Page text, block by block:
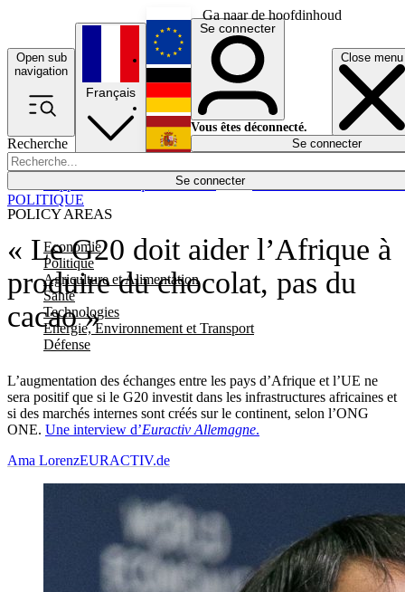
Ga naar de hoofdinhoud
Open sub
navigation
Close menu
Recherche
Se connecter
POLICY AREAS
Economie
Politique
Agriculture et Alimentation
Santé
Technologies
Energie, Environnement et Transport
Défense
Économie
Français
English
Deutsch
Español
Se connecter
Vous êtes déconnecté.
Se connecter
« Le G20 doit aider l’Afrique à
produire du chocolat, pas du
cacao »
L’augmentation des échanges entre les pays d’Afrique et l’UE ne
sera positif que si le G20 investit dans les infrastructures africaines et
si des marchés internes sont créés sur le continent, selon l’ONG
ONE. Une interview d’Euractiv Allemagne.
POLITIQUE
Ama LorenzEURACTIV.de